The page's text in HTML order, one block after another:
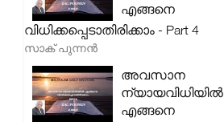
എങ്ങനെ
വിധിക്കപ്പെടാതിരിക്കാം - Part 4
സാക് പുന്നൻ
അവസാന
ന്യായവിധിയിൽ
എങ്ങനെ